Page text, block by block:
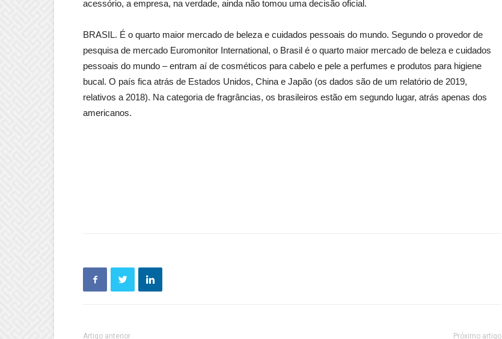
acessório, a empresa, na verdade, ainda não tomou uma decisão oficial.
BRASIL. É o quarto maior mercado de beleza e cuidados pessoais do mundo. Segundo o provedor de
pesquisa de mercado Euromonitor International, o Brasil é o quarto maior mercado de beleza e cuidados
pessoais do mundo – entram aí de cosméticos para cabelo e pele a perfumes e produtos para higiene
bucal. O país fica atrás de Estados Unidos, China e Japão (os dados são de um relatório de 2019,
relativos a 2018). Na categoria de fragrâncias, os brasileiros estão em segundo lugar, atrás apenas dos
americanos.
Artigo anterior Próximo artigo